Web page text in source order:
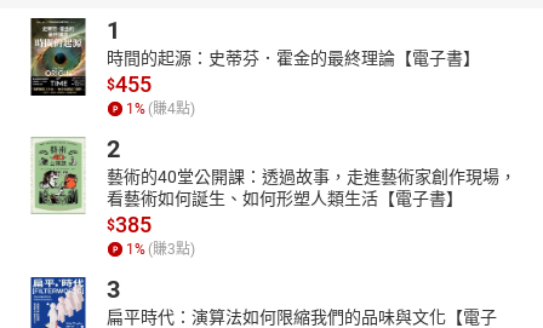
1
時間的起源：史蒂芬．霍金的最終理論【電子書】
$455
1 % (賺4點)
2
藝術的40堂公開課：透過故事，走進藝術家創作現場，
看藝術如何誕生、如何形塑人類生活【電子書】
$385
1 % (賺3點)
3
扁平時代：演算法如何限縮我們的品味與文化【電子